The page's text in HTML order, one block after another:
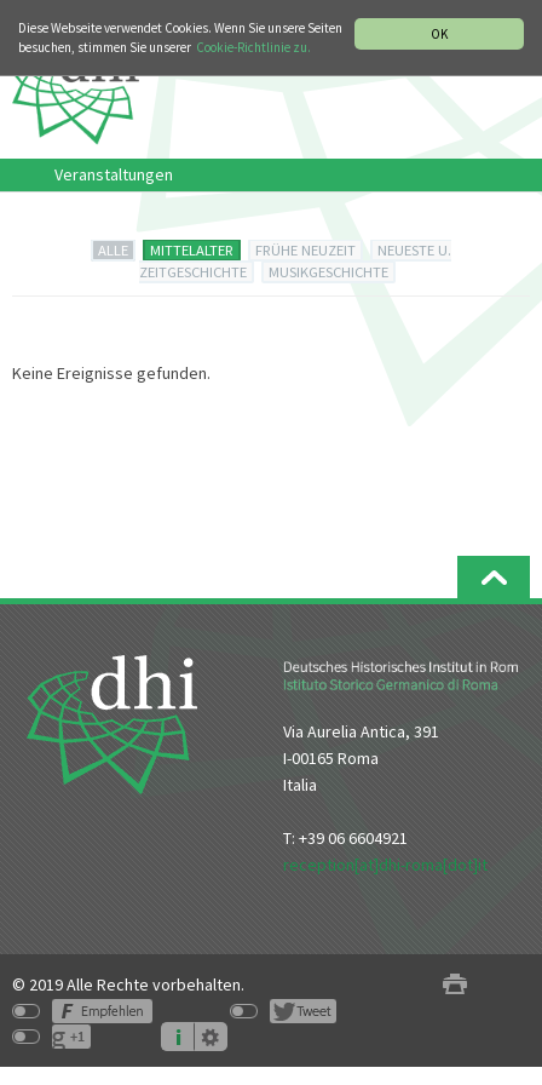
OK
Diese Webseite verwendet Cookies. Wenn Sie unsere Seiten
besuchen, stimmen Sie unserer Cookie-Richtlinie zu.
Veranstaltungen
ALLE MITTELALTER FRÜHE NEUZEIT
NEUESTE U.
ZEITGESCHICHTE
MUSIKGESCHICHTE
Keine Ereignisse gefunden.
Via Aurelia Antica, 391
I-00165 Roma
Italia
T: +39 06 6604921
reception[at]dhi-roma[dot]it
© 2019 Alle Rechte vorbehalten.